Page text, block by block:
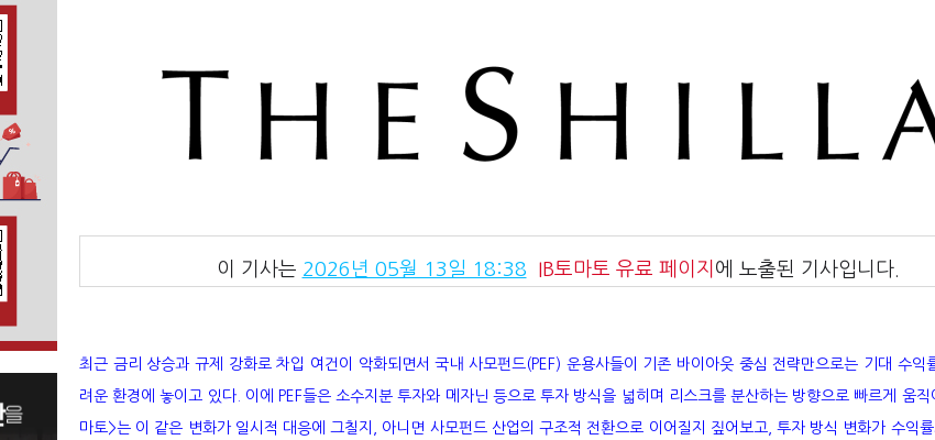
이 기사는 2026년 05월 13일 18:38 IB토마토 유료 페이지 에 노출된 기사입니다.
최근 금리 상승과 규제 강화로 차입 여건이 악화되면서 국내 사모펀드(PEF) 운용사들이 기존 바이아웃 중심 전략만으로는 기대 수익
려운 환경에 놓이고 있다. 이에 PEF들은 소수지분 투자와 메자닌 등으로 투자 방식을 넓히며 리스크를 분산하는 방향으로 빠르게 움직
마토>는 이 같은 변화가 일시적 대응에 그칠지, 아니면 사모펀드 산업의 구조적 전환으로 이어질지 짚어보고, 투자 방식 변화가 수익률